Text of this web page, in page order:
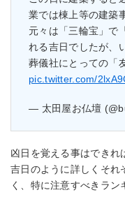
業では棟上等の建築
元々は「三輪宝」で
れる吉日でしたが、
葬儀社にとっての「
pic.twitter.com/
— 太田屋お仏壇
凶日を覚える事はできれ
吉日のように詳しくそれ
く、特に注意すべきラン